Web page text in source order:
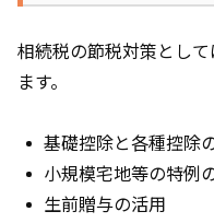
相続税の節税対策とし
ます。
基礎控除と各種控除
小規模宅地等の特例
生前贈与の活用